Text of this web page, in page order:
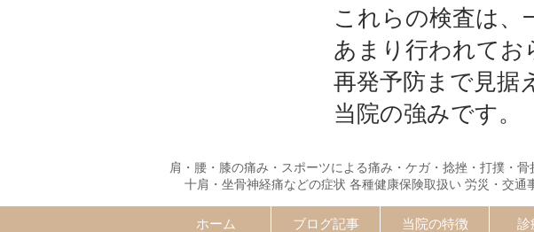
これらの検査は、
あまり行われてお
再発予防まで見据
当院の強みです。
肩・腰・膝の痛み・スポーツによる痛み・ケガ・捻挫・打撲・骨
十肩・坐骨神経痛などの症状 各種健康保険取扱い 労災・交通
ホーム ブログ記事 当院の特徴 診